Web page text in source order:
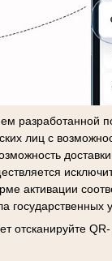
разработанной
лиц с
активации
государственных
отсканируйте QR-